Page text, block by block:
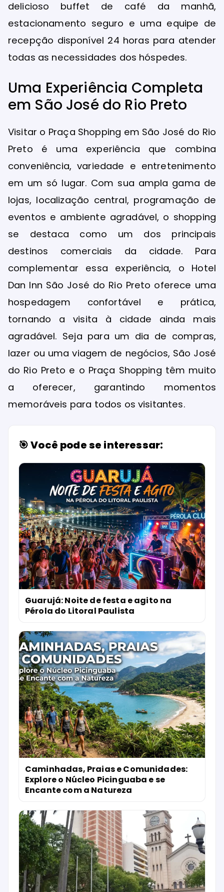
delicioso buffet de café da manhã,
estacionamento seguro e uma equipe de
recepção disponível 24 horas para atender
todas as necessidades dos hóspedes.
Uma Experiência Completa
em São José do Rio Preto
Visitar o Praça Shopping em São José do Rio
Preto é uma experiência que combina
conveniência, variedade e entretenimento
em um só lugar. Com sua ampla gama de
lojas, localização central, programação de
eventos e ambiente agradável, o shopping
se destaca como um dos principais
destinos comerciais da cidade. Para
complementar essa experiência, o Hotel
Dan Inn São José do Rio Preto oferece uma
hospedagem confortável e prática,
tornando a visita à cidade ainda mais
agradável. Seja para um dia de compras,
lazer ou uma viagem de negócios, São José
do Rio Preto e o Praça Shopping têm muito
a oferecer, garantindo momentos
memoráveis para todos os visitantes.
🎯 Você pode se interessar:
Guarujá: Noite de festa e agito na
Pérola do Litoral Paulista
Caminhadas, Praias e Comunidades:
Explore o Núcleo Picinguaba e se
Encante com a Natureza